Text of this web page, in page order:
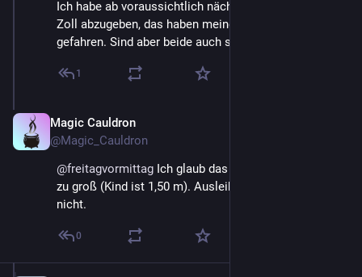
Ich habe ab voraussichtlich nächster Woche ein 27,5
Zoll abzugeben, das haben meine Kinder ab ~9
gefahren. Sind aber beide auch sehr groß.
1
Magic Cauldron
@Magic_Cauldron
@freitagvormittag Ich glaub das wäre wahrscheinlich
zu groß (Kind ist 1,50 m). Ausleihen passt leider hier
nicht.
0